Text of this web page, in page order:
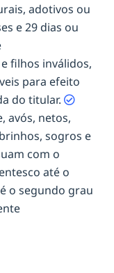
adotivos ou
e 29 dias ou
filhos inválidos,
para efeito
do titular.
avós, netos,
sogros e
com o
até o
o segundo grau